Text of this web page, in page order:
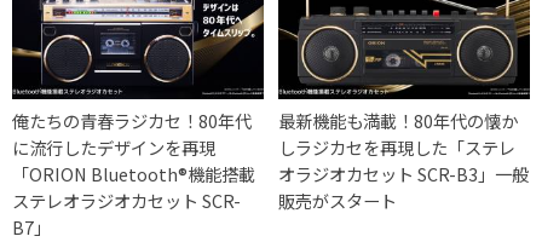
俺たちの青春ラジカセ！80年代
に流行したデザインを再現
「ORION Bluetooth®機能搭載
ステレオラジオカセット SCR-
B7」
最新機能も満載！80年代の懐か
しラジカセを再現した「ステレ
オラジオカセット SCR-B3」一般
販売がスタート